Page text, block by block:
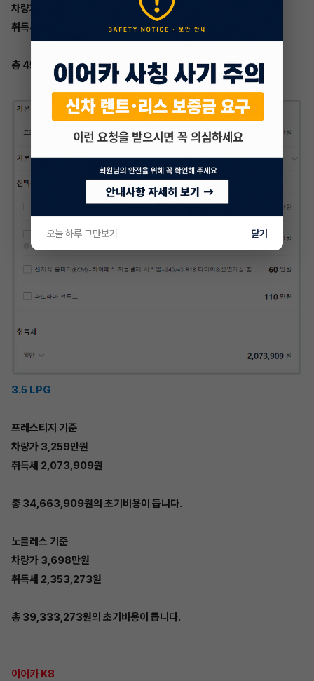
차량가 4,241만원
취득세 2,698,,818원
총 45,108,818원의 초기비용이 듭니다.
3.5 LPG
프레스티지 기준
차량가 3,259만원
취득세 2,073,909원
총 34,663,909원의 초기비용이 듭니다.
노블레스 기준
차량가 3,698만원
취득세 2,353,273원
총 39,333,273원의 초기비용이 듭니다.
이어카 K8
오늘 하루 그만보기 닫기